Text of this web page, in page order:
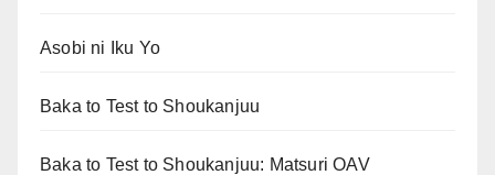
Asobi ni Iku Yo
Baka to Test to Shoukanjuu
Baka to Test to Shoukanjuu: Matsuri OAV